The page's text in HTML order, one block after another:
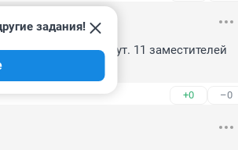
, ничего не могут. 11 заместителей
+0 –0
задания!